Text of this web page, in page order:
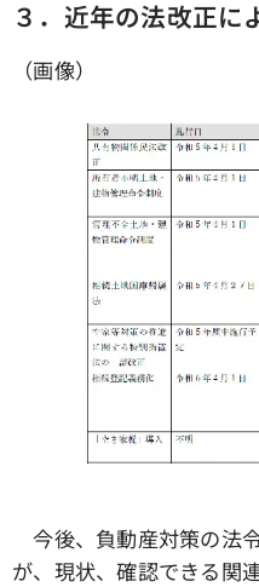
３．近年の法改正に
（画像）
今後、負動産対策の法
が、現状、確認できる関